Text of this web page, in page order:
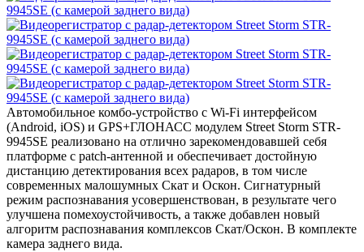
Автомобильное комбо-устройство с Wi-Fi интерфейсом
(Android, iOS) и GPS+ГЛОНАСС модулем Street Storm STR-
9945SE реализовано на отлично зарекомендовавшей себя
платформе c patch-антенной и обеспечивает достойную
дистанцию детектирования всех радаров, в том числе
современных малошумных Скат и Оскон. Сигнатурный
режим распознавания усовершенствован, в результате чего
улучшена помехоустойчивость, а также добавлен новый
алгоритм распознавания комплексов Скат/Оскон. В комплекте
камера заднего вида.